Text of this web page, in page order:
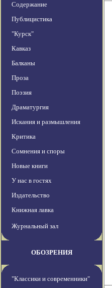
Содержание
Публицистика
"Курск"
Кавказ
Балканы
Проза
Поэзия
Драматургия
Искания и размышления
Критика
Сомнения и споры
Новые книги
У нас в гостях
Издательство
Книжная лавка
Журнальный зал
ОБОЗРЕНИЯ
"Классики и современники"